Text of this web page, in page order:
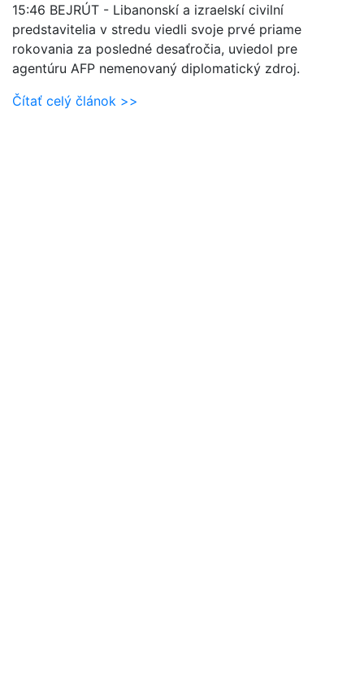
15:46 BEJRÚT - Libanonskí a izraelskí civilní
predstavitelia v stredu viedli svoje prvé priame
rokovania za posledné desaťročia, uviedol pre
agentúru AFP nemenovaný diplomatický zdroj.
Čítať celý článok >>